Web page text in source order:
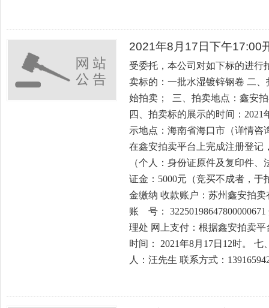
2021年8月17日下午17:00
受委托，本公司对如下标的进行
卖标的：一批水湿镀锌钢卷 二、
始拍卖； 三、拍卖地点：鑫安
四、拍卖标的展示的时间：2021
示地点：海南省海口市（详情咨
在鑫安拍卖平台上完成注册登记
（个人：身份证原件及复印件
证金：5000元（竞买不成者，
金缴纳 收款账户：苏州鑫安拍卖
账 号：
理处 网上支付：根据鑫安拍卖
时间： 2021年8月17日12时。
人：汪先生 联系方式：